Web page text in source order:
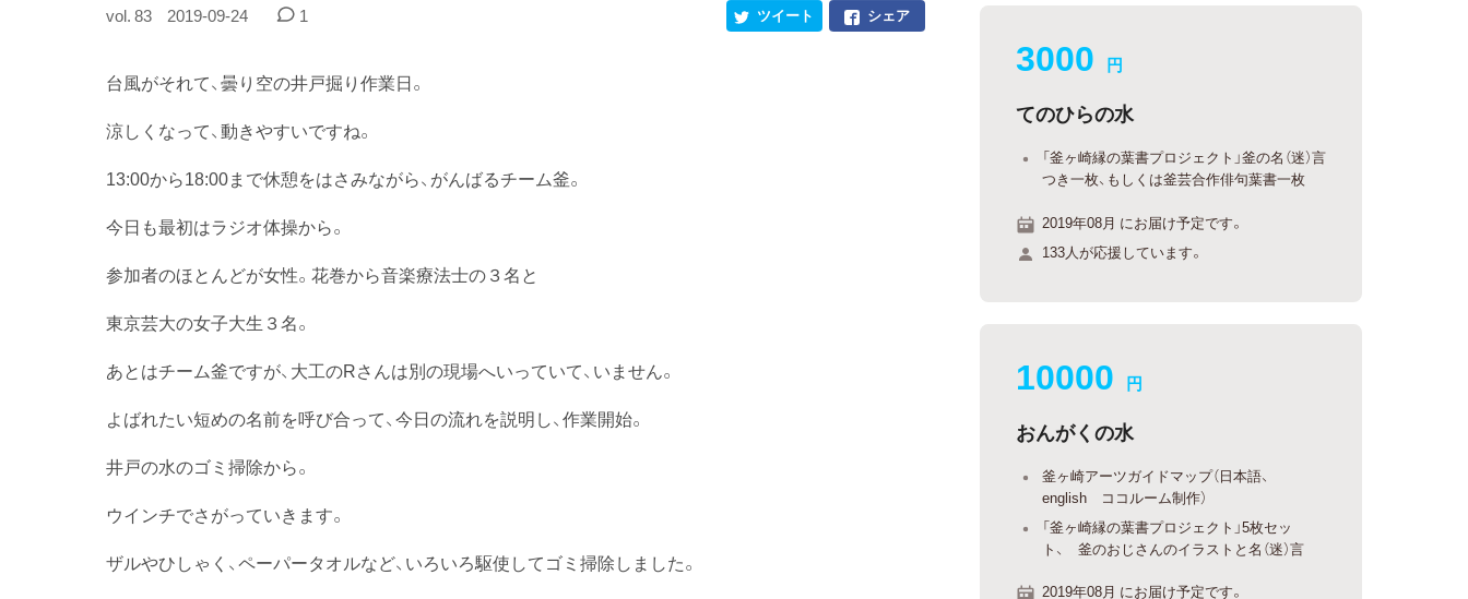
vol. 83 2019-09-24 1 シェア
ツイート
台風がそれて、曇り空の井戸掘り作業日。
涼しくなって、動きやすいですね。
13:00から18:00まで休憩をはさみながら、がんばるチーム釜。
今日も最初はラジオ体操から。
参加者のほとんどが女性。花巻から音楽療法士の３名と
東京芸大の女子大生３名。
あとはチーム釜ですが、大工のRさんは別の現場へいっていて、いません。
よばれたい短めの名前を呼び合って、今日の流れを説明し、作業開始。
井戸の水のゴミ掃除から。
ウインチでさがっていきます。
ザルやひしゃく、ペーパータオルなど、いろいろ駆使してゴミ掃除しました。
3000 円
てのひらの水
「釜ヶ崎縁の葉書プロジェクト」釜の名（迷）言
つき一枚、もしくは釜芸合作俳句葉書一枚
2019年08月 にお届け予定です。
133人が応援しています。
10000 円
おんがくの水
釜ヶ崎アーツガイドマップ（日本語、
english ココルーム制作）
「釜ヶ崎縁の葉書プロジェクト」5枚セッ
ト、 釜のおじさんのイラストと名（迷）言
2019年08月 にお届け予定です。